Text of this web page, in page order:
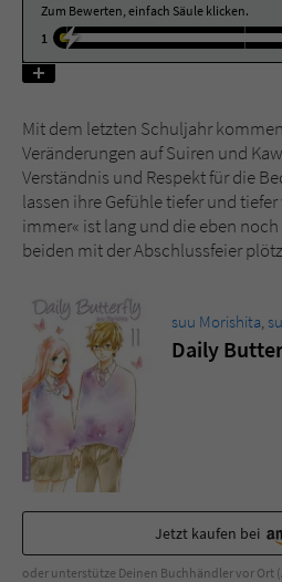
Zum Bewerten, einfach Säule klicken.
1
Mit dem letzten Schuljahr
Veränderungen auf Suiren und
Verständnis und Respekt für die
lassen ihre Gefühle tiefer und
immer« ist lang und die eben
beiden mit der Abschlussfeier
suu Morishita,
Daily
Jetzt kaufen bei
oder unterstütze Deinen Buchhändler vor Ort
Name
Laufzeit 1 Jahr
Zweck Cookie für
Anbieter Literatur-Couch
Laufzeit
Zweck
überprüfen.